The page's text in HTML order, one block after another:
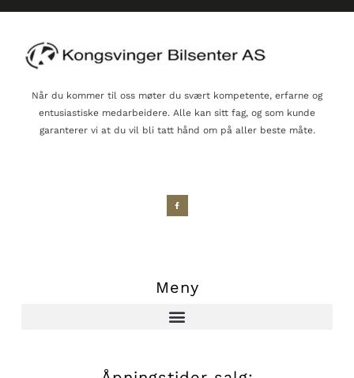
Når du kommer til oss møter du svært kompetente, erfarne og
entusiastiske medarbeidere. Alle kan sitt fag, og som kunde
garanterer vi at du vil bli tatt hånd om på aller beste måte.
Meny